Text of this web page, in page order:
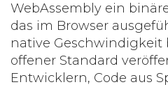
WebAssembly ein
das im Browser
native Geschwindigkeit
offener Standard
Entwicklern, Code aus